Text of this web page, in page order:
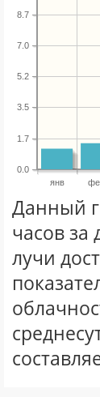
янв
0.0
1.7
3.5
5.2
7.0
8.7
Данный
часов
лучи